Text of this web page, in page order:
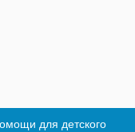
для детского